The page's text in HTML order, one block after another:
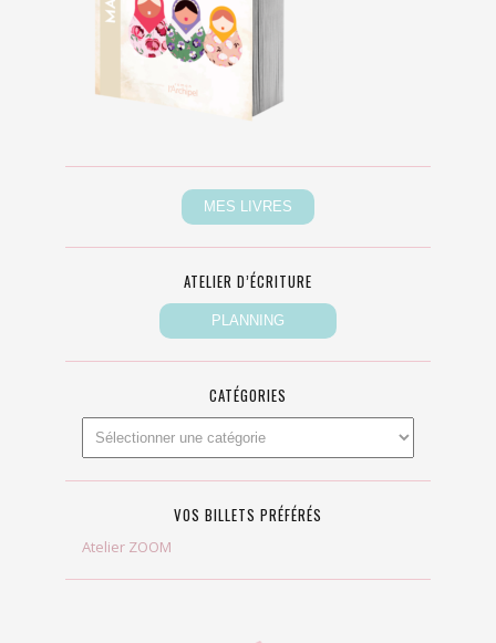
ATELIER D’ÉCRITURE
CATÉGORIES
VOS BILLETS PRÉFÉRÉS
Atelier ZOOM